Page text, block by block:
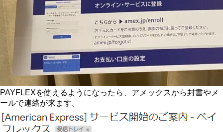
PAYFLEXを使えるようになったら、アメックスから封書やメ
ールで連絡が来ます。